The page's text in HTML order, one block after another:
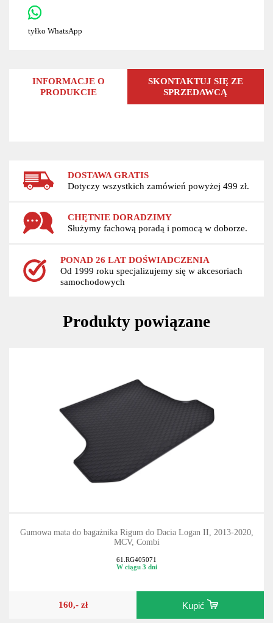
tyłko WhatsApp
INFORMACJE O
PRODUKCIE
SKONTAKTUJ SIĘ ZE
SPRZEDAWCĄ
DOSTAWA GRATIS
Dotyczy wszystkich zamówień powyżej 499 zł.
CHĘTNIE DORADZIMY
Służymy fachową poradą i pomocą w doborze.
PONAD 26 LAT DOŚWIADCZENIA
Od 1999 roku specjalizujemy się w akcesoriach
samochodowych
Produkty powiązane
Gumowa mata do bagażnika Rigum do Dacia Logan II, 2013-2020,
MCV, Combi
61.RG405071
W ciągu 3 dni
160,- zł Kupić